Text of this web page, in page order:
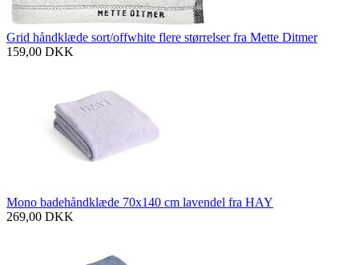
Grid håndklæde sort/offwhite flere størrelser fra Mette Ditmer
159,00 DKK
Mono badehåndklæde 70x140 cm lavendel fra HAY
269,00 DKK